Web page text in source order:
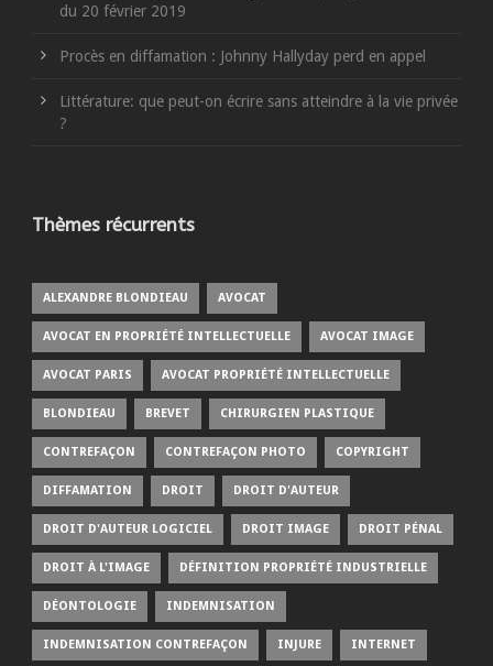
du 20 février 2019
Procès en diffamation : Johnny Hallyday perd en appel
Littérature: que peut-on écrire sans atteindre à la vie privée
?
Thèmes récurrents
ALEXANDRE BLONDIEAU AVOCAT
AVOCAT EN PROPRIÉTÉ INTELLECTUELLE AVOCAT IMAGE
AVOCAT PARIS AVOCAT PROPRIÉTÉ INTELLECTUELLE
BLONDIEAU BREVET CHIRURGIEN PLASTIQUE
CONTREFAÇON CONTREFAÇON PHOTO COPYRIGHT
DIFFAMATION DROIT DROIT D'AUTEUR
DROIT D'AUTEUR LOGICIEL DROIT IMAGE DROIT PÉNAL
DROIT À L'IMAGE DÉFINITION PROPRIÉTÉ INDUSTRIELLE
DÉONTOLOGIE INDEMNISATION
INDEMNISATION CONTREFAÇON INJURE INTERNET